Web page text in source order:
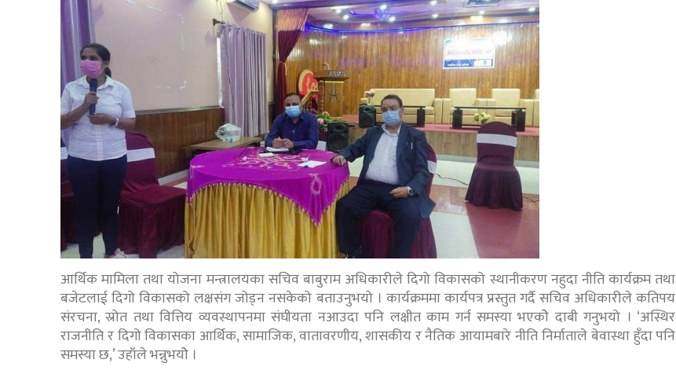
आर्थिक मामिला तथा योजना मन्त्रालयका सचिव बाबुराम अधिकारीले दिगो विकासको स्थानीकरण नहुदा नीति कार्यक्रम तथा
बजेटलाई दिगो विकासको लक्षसंग जोड्न नसकेको बताउनुभयो । कार्यक्रममा कार्यपत्र प्रस्तुत गर्दै सचिव अधिकारीले कतिपय
संरचना, स्रोत तथा वित्तिय व्यवस्थापनमा संघीयता नआउदा पनि लक्षीत काम गर्न समस्या भएकोे दाबी गनुभयो । ‘अस्थिर
राजनीति र दिगो विकासका आर्थिक, सामाजिक, वातावरणीय, शासकीय र नैतिक आयामबारे नीति निर्माताले बेवास्था हुँदा पनि
समस्या छ,’ उहाँले भन्नुभयोे ।